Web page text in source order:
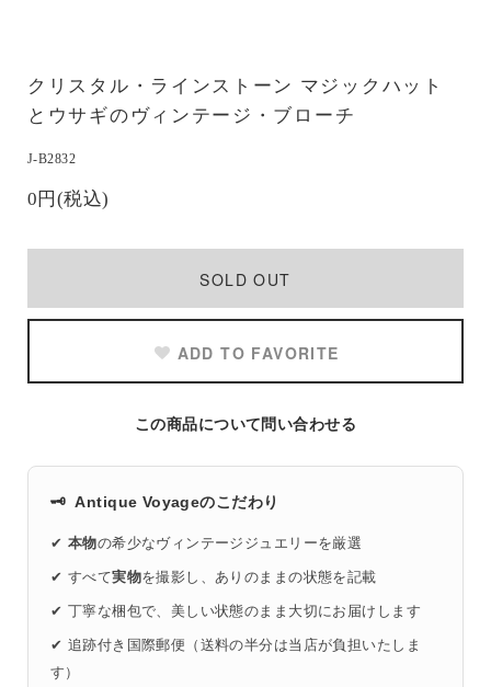
クリスタル・ラインストーン マジックハット
とウサギのヴィンテージ・ブローチ
J-B2832
0円(税込)
SOLD OUT
ADD TO FAVORITE
この商品について問い合わせる
🗝️ Antique Voyageのこだわり
✔ 本物の希少なヴィンテージジュエリーを厳選
✔ すべて実物を撮影し、ありのままの状態を記載
✔ 丁寧な梱包で、美しい状態のまま大切にお届けします
✔ 追跡付き国際郵便（送料の半分は当店が負担いたしま
す）